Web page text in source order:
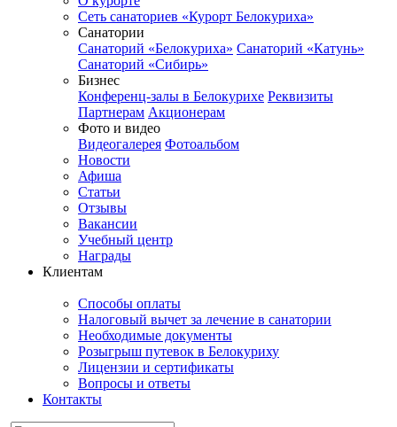
Сеть санаториев «Курорт Белокуриха»
Санатории
Санаторий «Белокуриха» Санаторий «Катунь»
Санаторий «Сибирь»
Бизнес
Конференц-залы в Белокурихе Реквизиты
Партнерам Акционерам
Фото и видео
Видеогалерея Фотоальбом
Новости
Афиша
Статьи
Отзывы
Вакансии
Учебный центр
Награды
Клиентам
Способы оплаты
Налоговый вычет за лечение в санатории
Необходимые документы
Розыгрыш путевок в Белокуриху
Лицензии и сертификаты
Вопросы и ответы
Контакты